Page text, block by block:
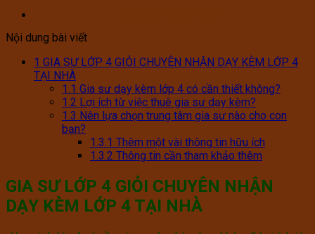
Nội dung bài viết
1 GIA SƯ LỚP 4 GIỎI CHUYÊN NHẬN DẠY KÈM LỚP 4
TẠI NHÀ
1.1 Gia sư dạy kèm lớp 4 có cần thiết không?
1.2 Lợi ích từ việc thuê gia sư dạy kèm?
1.3 Nên lựa chọn trung tâm gia sư nào cho con
bạn?
1.3.1 Thêm một vài thông tin hữu ích
1.3.2 Thông tin cần tham khảo thêm
GIA SƯ LỚP 4 GIỎI CHUYÊN NHẬN
DẠY KÈM LỚP 4 TẠI NHÀ